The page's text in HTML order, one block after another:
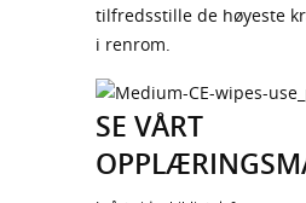
tilfredsstille de høyeste
i renrom.
SE VÅRT